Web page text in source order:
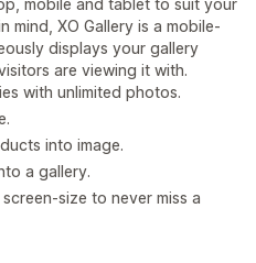
mind, XO Gallery is a mobile-
displays your gallery
are viewing it with.
with unlimited photos.
into image.
a gallery.
size to never miss a